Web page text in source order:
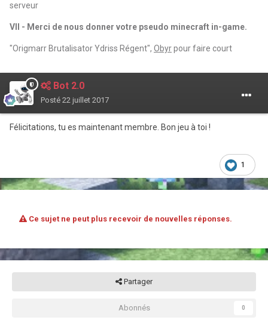
serveur
VII - Merci de nous donner votre pseudo minecraft in-game.
"Origmarr Brutalisator Ydriss Régent", Obyrpour faire court
Bot 2.0
Posté 22 juillet 2017
Félicitations, tu es maintenant membre. Bon jeu à toi !
1
Ce sujet ne peut plus recevoir de nouvelles réponses.
Partager
Abonnés 0